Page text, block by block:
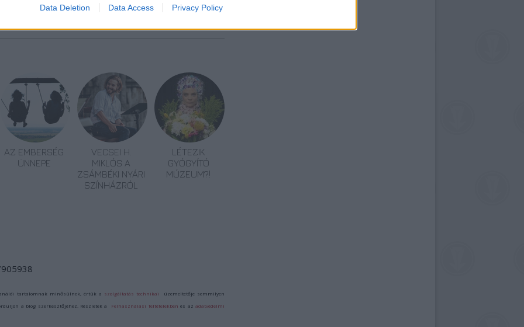
Data Deletion Data Access Privacy Policy
AZ EMBERSÉG
ÜNNEPE
VECSEI H.
MIKLÓS A
ZSÁMBÉKI NYÁRI
SZÍNHÁZRÓL
LÉTEZIK
GYÓGYÍTÓ
MÚZEUM?!
tartalomnak minősülnek, értük a szolgáltatás technikai üzemeltetője semmilyen
a blog szerkesztőjéhez. Részletek a Felhasználási feltételekben és azadatvédelmi